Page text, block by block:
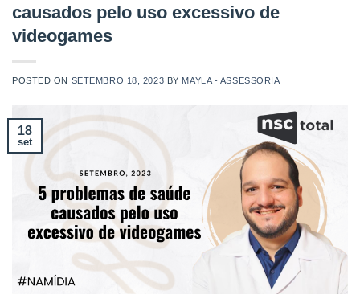
causados pelo uso excessivo de
videogames
POSTED ON SETEMBRO 18, 2023 BY MAYLA - ASSESSORIA
18
set